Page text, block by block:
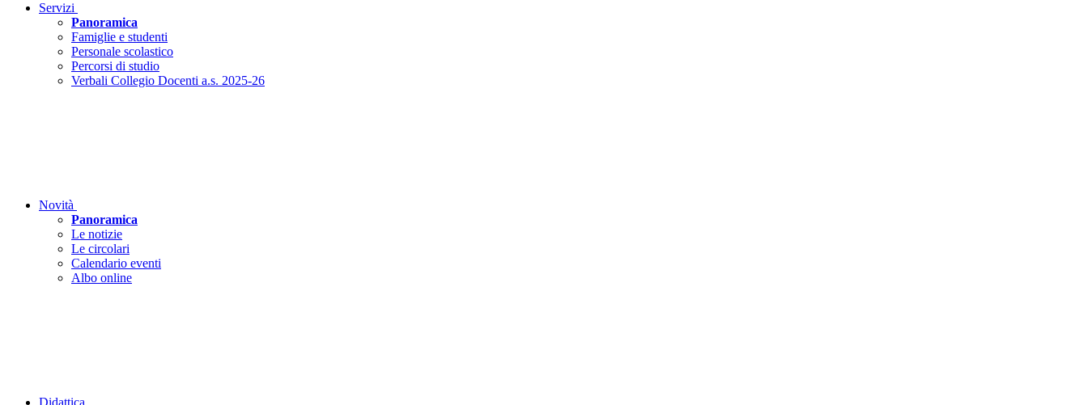
Servizi
Panoramica
Famiglie e studenti
Personale scolastico
Percorsi di studio
Verbali Collegio Docenti a.s. 2025-26
Novità
Panoramica
Le notizie
Le circolari
Calendario eventi
Albo online